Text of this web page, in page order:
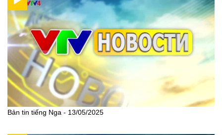
Bản tin tiếng Nga - 13/05/2025